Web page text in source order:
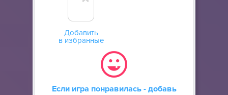
Добавить
в избранные
Если игра понравилась - добавь